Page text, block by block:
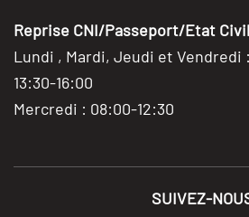
Reprise CNI/Passeport/Etat Civil
Lundi , Mardi, Jeudi et Vendredi
13:30-16:00
Mercredi : 08:00-12:30
SUIVEZ-